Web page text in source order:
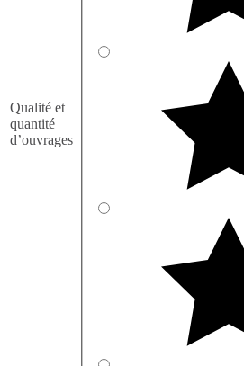
Qualité et
quantité
d’ouvrages